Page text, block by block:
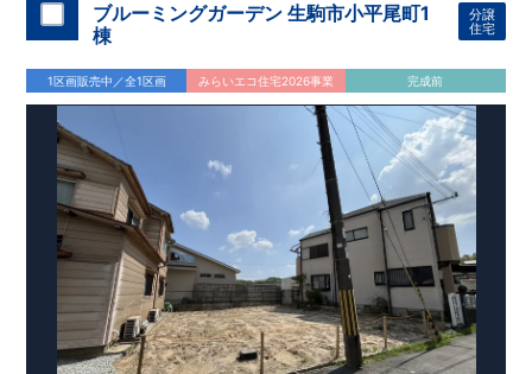
ブルーミングガーデン 生駒市小平尾町1
棟
分譲
住宅
1区画販売中／全1区画 みらいエコ住宅2026事業 完成前